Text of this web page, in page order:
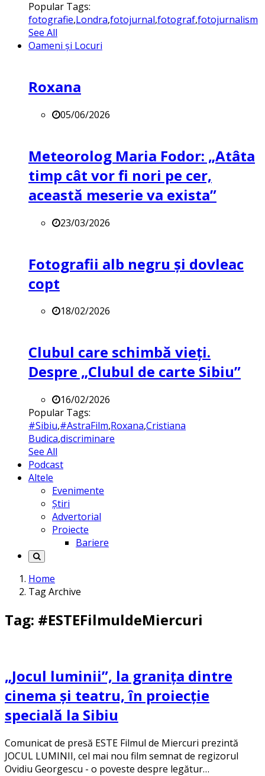
Popular Tags:
fotografie,Londra,fotojurnal,fotograf,fotojurnalism
See All
Oameni și Locuri
Roxana
05/06/2026
Meteorolog Maria Fodor: „Atâta
timp cât vor fi nori pe cer,
această meserie va exista”
23/03/2026
Fotografii alb negru și dovleac
copt
18/02/2026
Clubul care schimbă vieți.
Despre „Clubul de carte Sibiu”
16/02/2026
Popular Tags:
#Sibiu,#AstraFilm,Roxana,Cristiana
Budica,discriminare
See All
Podcast
Altele
Evenimente
Știri
Advertorial
Proiecte
Bariere
Home
Tag Archive
Tag: #ESTEFilmuldeMiercuri
„Jocul luminii”, la granița dintre
cinema și teatru, în proiecție
specială la Sibiu
Comunicat de presă ESTE Filmul de Miercuri prezintă
JOCUL LUMINII, cel mai nou film semnat de regizorul
Ovidiu Georgescu - o poveste despre legătur…